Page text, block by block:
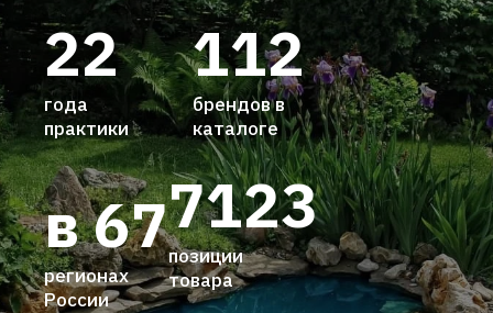
22
года
практики
112
брендов в
каталоге
7123
позиции
товара
в 67
регионах
России